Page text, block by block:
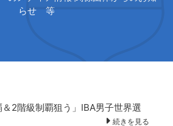
らせ 等
2階級制覇狙う」IBA男子世界選
続きを見る